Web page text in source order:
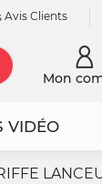
Avis Clients
Mon
VIDÉO